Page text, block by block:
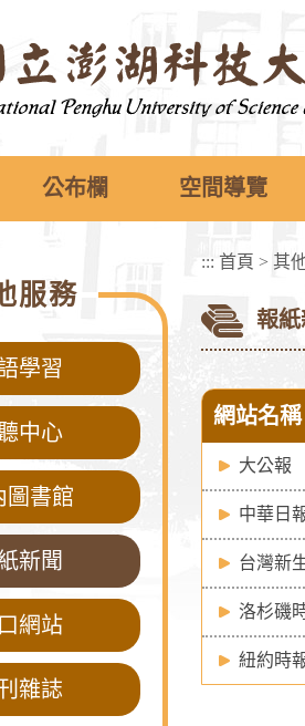
公布欄 空間導覽
服務
學習
中心
圖書館
新聞
網站
雜誌
::: 首頁 > 其
報紙
網站名稱
大公報
中華日
台灣新
洛杉磯
紐約時